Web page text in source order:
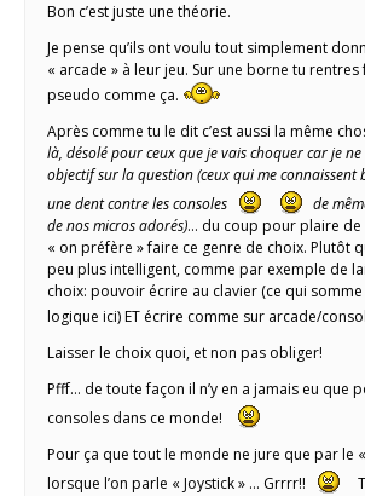
Bon c’est juste une théorie.
Je pense qu’ils ont voulu tout simplement
« arcade » à leur jeu. Sur une borne tu
pseudo comme ça.
Après comme tu le dit c’est aussi la même
là, désolé pour ceux que je vais choquer car je
objectif sur la question (ceux qui me connaissent
une dent contre les consoles
de
de nos micros adorés)… du coup pour plaire de
« on préfère » faire ce genre de choix. Plutôt
peu plus intelligent, comme par exemple de
choix: pouvoir écrire au clavier (ce qui
logique ici) ET écrire comme sur arcade/
Laisser le choix quoi, et non pas obliger!
Pfff… de toute façon il n’y en a jamais eu que
consoles dans ce monde!
Pour ça que tout le monde ne jure que par le
lorsque l’on parle « Joystick » … Grrrr!!